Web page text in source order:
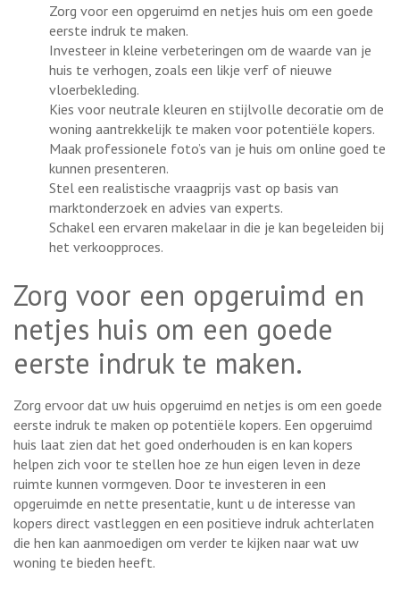
Zorg voor een opgeruimd en netjes huis om een goede
eerste indruk te maken.
Investeer in kleine verbeteringen om de waarde van je
huis te verhogen, zoals een likje verf of nieuwe
vloerbekleding.
Kies voor neutrale kleuren en stijlvolle decoratie om de
woning aantrekkelijk te maken voor potentiële kopers.
Maak professionele foto’s van je huis om online goed te
kunnen presenteren.
Stel een realistische vraagprijs vast op basis van
marktonderzoek en advies van experts.
Schakel een ervaren makelaar in die je kan begeleiden bij
het verkoopproces.
Zorg voor een opgeruimd en
netjes huis om een goede
eerste indruk te maken.
Zorg ervoor dat uw huis opgeruimd en netjes is om een goede
eerste indruk te maken op potentiële kopers. Een opgeruimd
huis laat zien dat het goed onderhouden is en kan kopers
helpen zich voor te stellen hoe ze hun eigen leven in deze
ruimte kunnen vormgeven. Door te investeren in een
opgeruimde en nette presentatie, kunt u de interesse van
kopers direct vastleggen en een positieve indruk achterlaten
die hen kan aanmoedigen om verder te kijken naar wat uw
woning te bieden heeft.